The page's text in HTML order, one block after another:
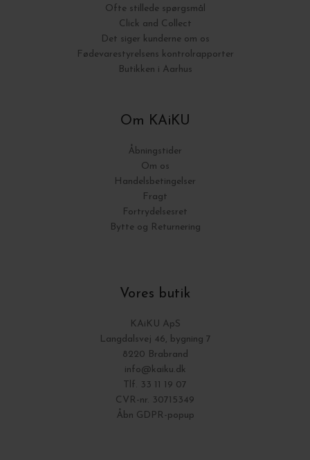
Ofte stillede spørgsmål
Click and Collect
Det siger kunderne om os
Fødevarestyrelsens kontrolrapporter
Butikken i Aarhus
Om KAiKU
Åbningstider
Om os
Handelsbetingelser
Fragt
Fortrydelsesret
Bytte og Returnering
Vores butik
KAiKU ApS
Langdalsvej 46, bygning 7
8220 Brabrand
info@kaiku.dk
Tlf. 33 11 19 07
CVR-nr. 30715349
Åbn GDPR-popup